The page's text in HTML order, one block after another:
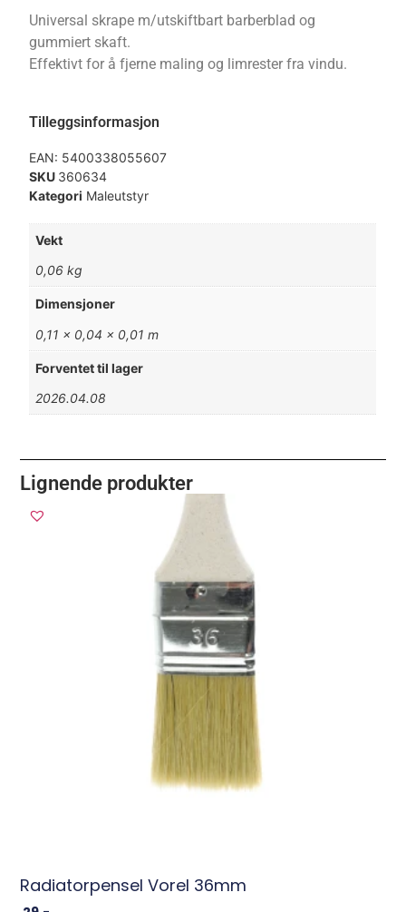
Universal skrape m/utskiftbart barberblad og
gummiert skaft.
Effektivt for å fjerne maling og limrester fra vindu.
Tilleggsinformasjon
EAN: 5400338055607
SKU 360634
Kategori Maleutstyr
Vekt
0,06 kg
Dimensjoner
0,11 × 0,04 × 0,01 m
Forventet til lager
2026.04.08
Lignende produkter
Radiatorpensel Vorel 36mm